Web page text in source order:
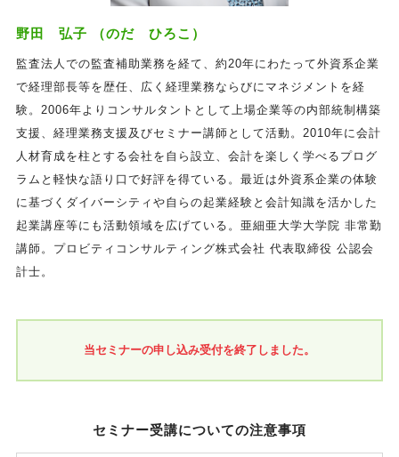
野田 弘子 （のだ ひろこ）
監査法人での監査補助業務を経て、約20年にわたって外資系企業
で経理部長等を歴任、広く経理業務ならびにマネジメントを経
験。2006年よりコンサルタントとして上場企業等の内部統制構築
支援、経理業務支援及びセミナー講師として活動。2010年に会計
人材育成を柱とする会社を自ら設立、会計を楽しく学べるプログ
ラムと軽快な語り口で好評を得ている。最近は外資系企業の体験
に基づくダイバーシティや自らの起業経験と会計知識を活かした
起業講座等にも活動領域を広げている。亜細亜大学大学院 非常勤
講師。プロビティコンサルティング株式会社 代表取締役 公認会
計士。
当セミナーの申し込み受付を終了しました。
セミナー受講についての注意事項